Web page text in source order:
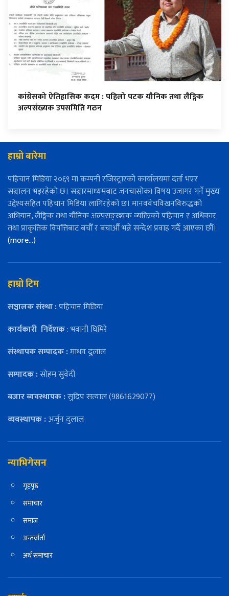
कांग्रेसको ऐतिहासिक कदम : पहिलो पटक यौनिक तथा लैङ्गिक
अल्पसंख्यक उपसमिति गठन
हाम्रो बारेमा
पहिचान मिडिया २०६९ मा कम्पनी रजिस्ट्रारको कार्यालयमा दर्ता भएर
सञ्चालन भइरहेको छ। सञ्चारमाध्यमबाट जनचासोका विषय उजागर गर्ने मुख्य
उद्देश्यसहित पहिचान मिडिया लागिरहेको छ। मानववेचविखनविरुद्धको
अभियान, लैङ्गिक तथा यौनिक अल्पसङ्ख्यक व्यक्तिको पहिचान र अधिकार
तथा प्राकृतिक विपत्तिबाट बचौँ र बचाऔँ भन्ने सन्देश प्रवाह गर्दै आएका छौँ।
(more…)
हाम्रो टिम
सञ्चालक संस्था :पहिचान मिडिया
कार्यकारी निर्देशक: भवानी घिमिरे
संस्थापक सम्पादक :माधव दुलाल
सम्पादक :सोहम सुवेदी
बजार ब्यवस्थापक :सुदिप सत्याल (9861629077)
व्यवस्थापक :अर्जुन दुलाल
न्याभिगेसन
गृहपृष्ठ
समाचार
समाज
अन्तर्वार्ता
अर्थ समाचार